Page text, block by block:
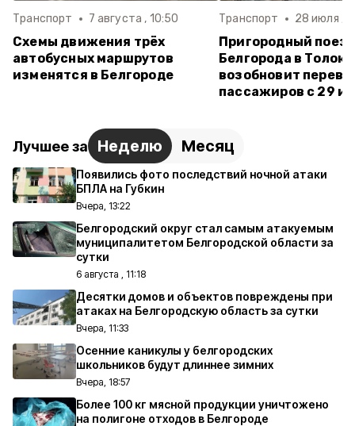
Транспорт 7 августа , 10:50
Схемы движения трёх
автобусных маршрутов
изменятся в Белгороде
Транспорт 28 июля ,
Пригородный
Белгорода в
возобновит
пассажиров с 29
Лучшее за Неделю Месяц
Появились фото последствий ночной атаки
БПЛА на Губкин
Вчера, 13:22
Белгородский округ стал самым атакуемым
муниципалитетом Белгородской области за
сутки
6 августа , 11:18
Десятки домов и объектов повреждены при
атаках на Белгородскую область за сутки
Вчера, 11:33
Осенние каникулы у белгородских
школьников будут длиннее зимних
Вчера, 18:57
Более 100 кг мясной продукции уничтожено
на полигоне отходов в Белгороде